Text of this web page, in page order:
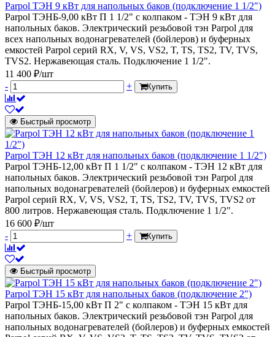
Parpol ТЭН 9 кВт для напольных баков (подключение 1 1/2")
Parpol ТЭНБ-9,00 кВт П 1 1/2" с колпаком - ТЭН 9 кВт для
напольных баков. Электрический резьбовой тэн Parpol для
всех напольных водонагревателей (бойлеров) и буферных
емкостей Parpol серий RX, V, VS, VS2, T, TS, TS2, TV, TVS,
TVS2. Нержавеющая сталь. Подключение 1 1/2".
11 400 ₽/шт
-
+ Купить
Быстрый просмотр
Parpol ТЭН 12 кВт для напольных баков (подключение 1 1/2")
Parpol ТЭНБ-12,00 кВт П 1 1/2" с колпаком - ТЭН 12 кВт для
напольных баков. Электрический резьбовой тэн Parpol для
напольных водонагревателей (бойлеров) и буферных емкостей
Parpol серий RX, V, VS, VS2, T, TS, TS2, TV, TVS, TVS2 от
800 литров. Нержавеющая сталь. Подключение 1 1/2".
16 600 ₽/шт
-
+ Купить
Быстрый просмотр
Parpol ТЭН 15 кВт для напольных баков (подключение 2")
Parpol ТЭНБ-15,00 кВт П 2" с колпаком - ТЭН 15 кВт для
напольных баков. Электрический резьбовой тэн Parpol для
напольных водонагревателей (бойлеров) и буферных емкостей